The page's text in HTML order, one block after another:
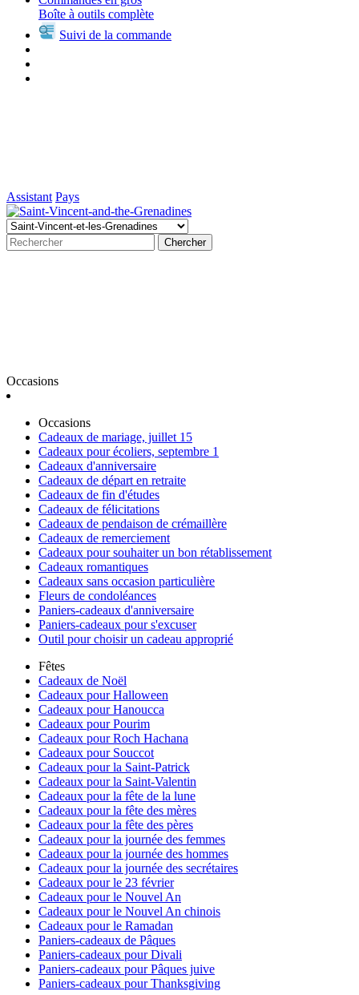
Boîte à outils complète
Suivi de la commande
Assistant Pays
Chercher
Occasions
Occasions
Cadeaux de mariage, juillet 15
Cadeaux pour écoliers, septembre 1
Cadeaux d'anniversaire
Cadeaux de départ en retraite
Cadeaux de fin d'études
Cadeaux de félicitations
Cadeaux de pendaison de crémaillère
Cadeaux de remerciement
Cadeaux pour souhaiter un bon rétablissement
Cadeaux romantiques
Cadeaux sans occasion particulière
Fleurs de condoléances
Paniers-cadeaux d'anniversaire
Paniers-cadeaux pour s'excuser
Outil pour choisir un cadeau approprié
Fêtes
Cadeaux de Noël
Cadeaux pour Halloween
Cadeaux pour Hanoucca
Cadeaux pour Pourim
Cadeaux pour Roch Hachana
Cadeaux pour Souccot
Cadeaux pour la Saint-Patrick
Cadeaux pour la Saint-Valentin
Cadeaux pour la fête de la lune
Cadeaux pour la fête des mères
Cadeaux pour la fête des pères
Cadeaux pour la journée des femmes
Cadeaux pour la journée des hommes
Cadeaux pour la journée des secrétaires
Cadeaux pour le 23 février
Cadeaux pour le Nouvel An
Cadeaux pour le Nouvel An chinois
Cadeaux pour le Ramadan
Paniers-cadeaux de Pâques
Paniers-cadeaux pour Divali
Paniers-cadeaux pour Pâques juive
Paniers-cadeaux pour Thanksgiving